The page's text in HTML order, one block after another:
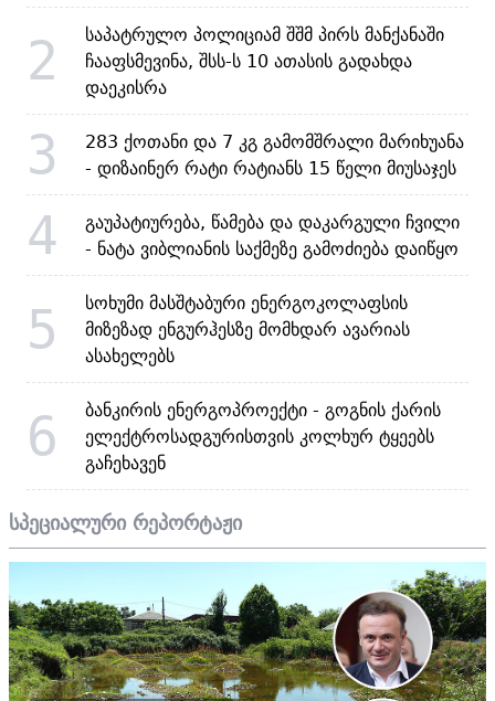
2
საპატრულო პოლიციამ შშმ პირს მანქანაში
ჩააფსმევინა, შსს-ს 10 ათასის გადახდა
დაეკისრა
3
283 ქოთანი და 7 კგ გამომშრალი მარიხუანა
- დიზაინერ რატი რატიანს 15 წელი მიუსაჯეს
4
გაუპატიურება, წამება და დაკარგული ჩვილი
- ნატა ვიბლიანის საქმეზე გამოძიება დაიწყო
5
სოხუმი მასშტაბური ენერგოკოლაფსის
მიზეზად ენგურჰესზე მომხდარ ავარიას
ასახელებს
6
ბანკირის ენერგოპროექტი - გოგნის ქარის
ელექტროსადგურისთვის კოლხურ ტყეებს
გაჩეხავენ
სპეციალური რეპორტაჟი